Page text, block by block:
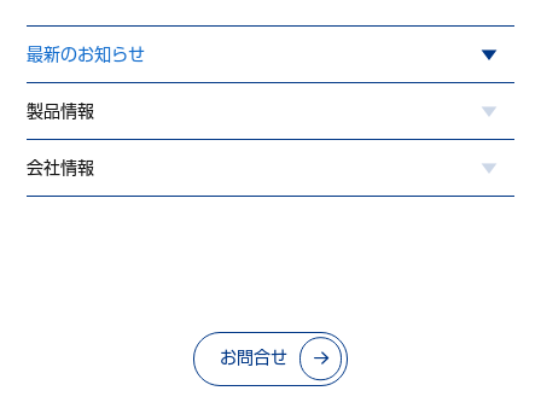
最新のお知らせ
製品情報
会社情報
お問合せ